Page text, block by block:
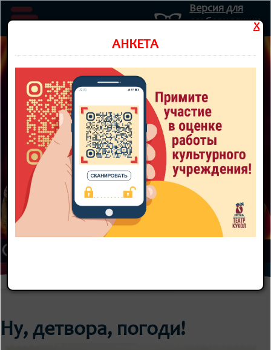
Версия для
слабовидящих
Министерство культуры Новосибирской области
НОВОСИБИРСКИЙ ОБЛАСТНОЙ
ТЕАТР КУКОЛ
8 800 300-49-10
93 театральный сезон
Ну, детвора, погоди!
X
АНКЕТА